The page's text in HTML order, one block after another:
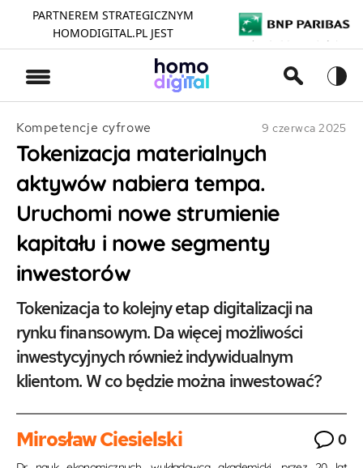
PARTNEREM STRATEGICZNYM
HOMODIGITAL.PL JEST
Kompetencje cyfrowe 9 czerwca 2025
Tokenizacja materialnych
aktywów nabiera tempa.
Uruchomi nowe strumienie
kapitału i nowe segmenty
inwestorów
Tokenizacja to kolejny etap digitalizacji na
rynku finansowym. Da więcej możliwości
inwestycyjnych również indywidualnym
klientom. W co będzie można inwestować?
Mirosław Ciesielski 0